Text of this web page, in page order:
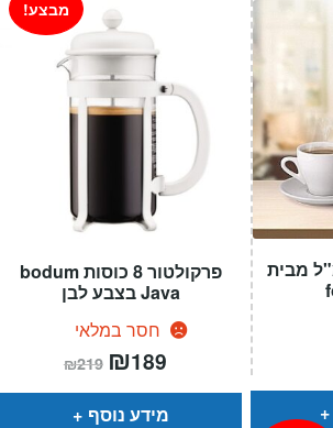
פרקולטור 8 כוסות bodum
Java בצבע לבן
חסר במלאי
מבצע!
₪219 המחיר
המקורי
היה:
₪219.
₪189
הוא:
מידע נוסף
פרס 1,000 מ"ל מבית